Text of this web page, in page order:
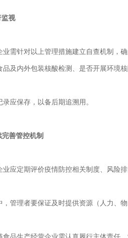
视
针对以上管理措施建立自查机制，确
品及内外包装核酸检测、是否开展环境
保存，以备后期追溯用。
善管控机制
定期评价疫情防控相关制度、风险排
理者要保证及时提供资源（人力、物